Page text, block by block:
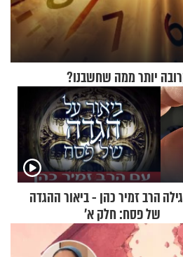
יותר ממה שחשבנו?
הרב זמיר כהן - ביאור ההגדה
של פסח: חלק א’